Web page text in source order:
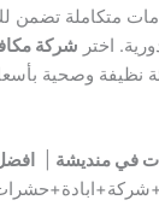
متكاملة تضمن
اختر شركة
نظيفة وصحية
في منديشة